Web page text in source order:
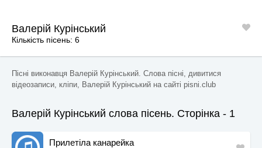
Валерій Курінський
Кількість пісень: 6
Пісні виконавця Валерій Курінський. Слова пісні, дивитися
відеозаписи, кліпи, Валерій Курінський на сайті pisni.club
Валерій Курінський слова пісень. Сторінка - 1
Прилетіла канарейка